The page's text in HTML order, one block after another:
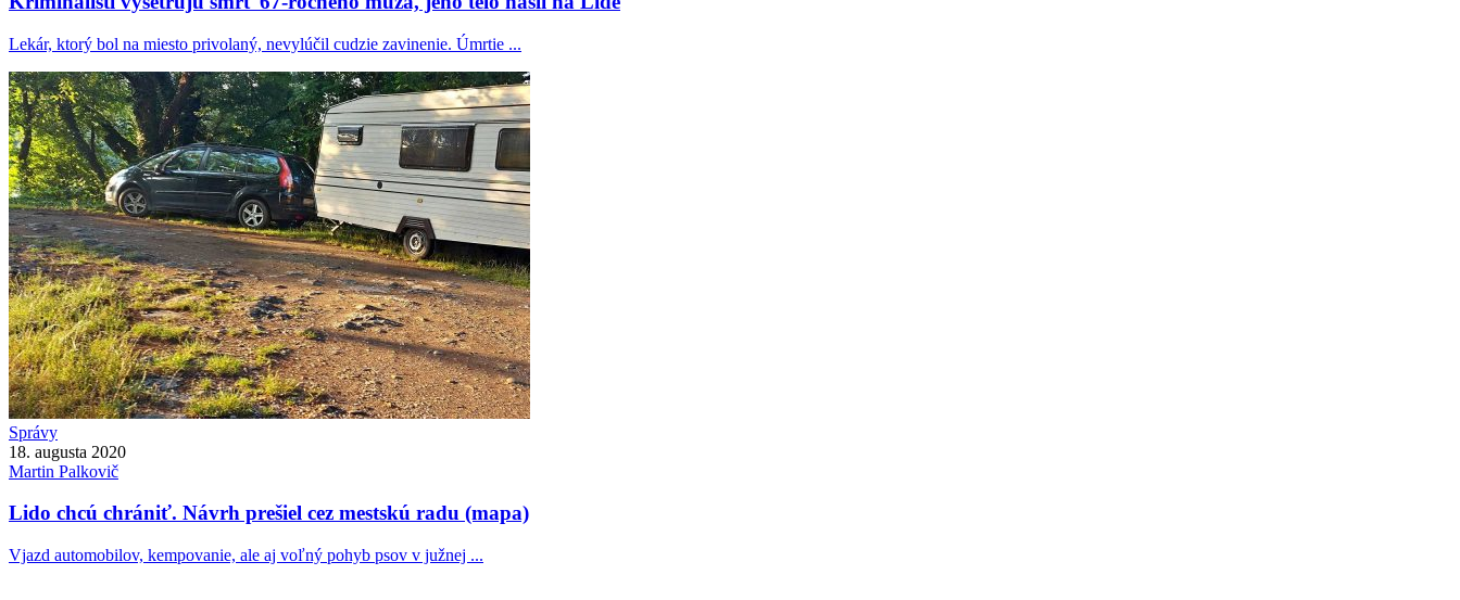
Lekár, ktorý bol na miesto privolaný, nevylúčil cudzie zavinenie. Úmrtie ...
Správy
18. augusta 2020
Martin Palkovič
Lido chcú chrániť. Návrh prešiel cez mestskú radu (mapa)
Vjazd automobilov, kempovanie, ale aj voľný pohyb psov v južnej ...